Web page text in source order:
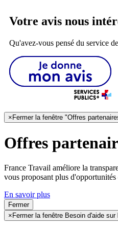
Votre avis nous
Qu'avez-vous pensé du service
×Fermer la fenêtre "Offres
Offres
France Travail améliore la
vous proposant plus
En savoir plus
Fermer
× Fermer la fenêtre Besoin d'aide